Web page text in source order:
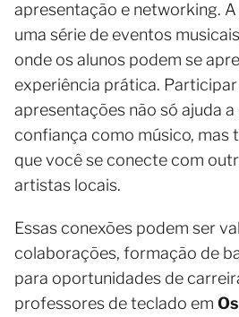
apresentação e networking.
uma série de eventos
onde os alunos podem se
experiência prática.
apresentações não só ajuda
confiança como músico, mas
que você se conecte com
artistas locais.
Essas conexões podem ser
colaborações, formação de
para oportunidades de
professores de teclado em